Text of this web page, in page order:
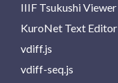
IIIF Tsukushi Viewer
KuroNet Text Editor
vdiff.js
vdiff-seq.js